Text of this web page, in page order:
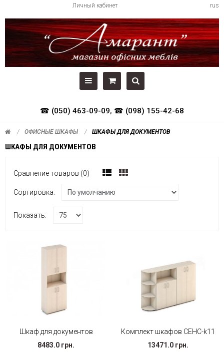
rus
Личный кабинет
☎ (050) 463-09-09, ☎ (098) 155-42-68
ОФИСНЫЕ ШКАФЫ ШКАФЫ ДЛЯ ДОКУМЕНТОВ
ШКАФЫ ДЛЯ ДОКУМЕНТОВ
Сравнение товаров (0)
Сортировка:
Показать:
Шкаф для документов
8483.0 грн.
Комплект шкафов СЕНС-k11
13471.0 грн.